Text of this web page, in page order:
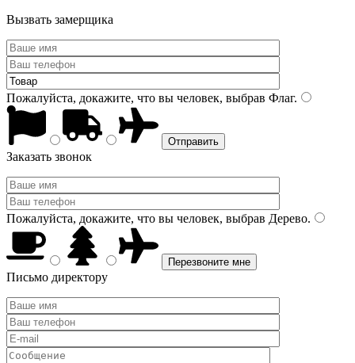
Вызвать замерщика
Пожалуйста, докажите, что вы человек, выбрав Флаг.
Заказать звонок
Пожалуйста, докажите, что вы человек, выбрав Дерево.
Письмо директору